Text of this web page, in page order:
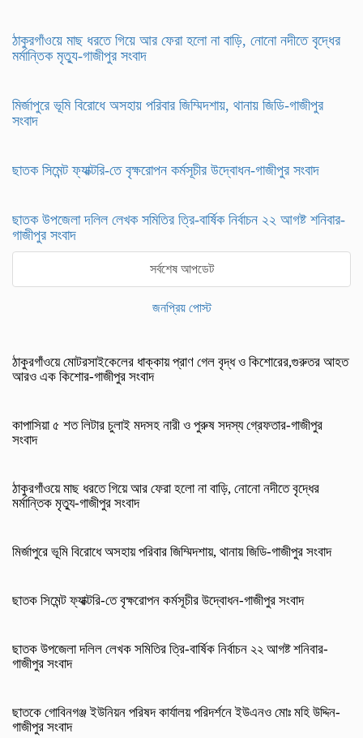
ঠাকুরগাঁওয়ে মাছ ধরতে গিয়ে আর ফেরা হলো না বাড়ি, নোনো নদীতে বৃদ্ধের
মর্মান্তিক মৃত্যু-গাজীপুর সংবাদ
মির্জাপুরে ভূমি বিরোধে অসহায় পরিবার জিম্মিদশায়, থানায় জিডি-গাজীপুর
সংবাদ
ছাতক সিমেন্ট ফ্যাক্টরি-তে বৃক্ষরোপন কর্মসূচীর উদ্বোধন-গাজীপুর সংবাদ
ছাতক উপজেলা দলিল লেখক সমিতির ত্রি-বার্ষিক নির্বাচন ২২ আগষ্ট শনিবার-
গাজীপুর সংবাদ
সর্বশেষ আপডেট
জনপ্রিয় পোস্ট
ঠাকুরগাঁওয়ে মোটরসাইকেলের ধাক্কায় প্রাণ গেল বৃদ্ধ ও কিশোরের,গুরুতর আহত
আরও এক কিশোর-গাজীপুর সংবাদ
কাপাসিয়া ৫ শত লিটার চুলাই মদসহ নারী ও পুরুষ সদস্য গ্রেফতার-গাজীপুর
সংবাদ
ঠাকুরগাঁওয়ে মাছ ধরতে গিয়ে আর ফেরা হলো না বাড়ি, নোনো নদীতে বৃদ্ধের
মর্মান্তিক মৃত্যু-গাজীপুর সংবাদ
মির্জাপুরে ভূমি বিরোধে অসহায় পরিবার জিম্মিদশায়, থানায় জিডি-গাজীপুর সংবাদ
ছাতক সিমেন্ট ফ্যাক্টরি-তে বৃক্ষরোপন কর্মসূচীর উদ্বোধন-গাজীপুর সংবাদ
ছাতক উপজেলা দলিল লেখক সমিতির ত্রি-বার্ষিক নির্বাচন ২২ আগষ্ট শনিবার-
গাজীপুর সংবাদ
ছাতকে গোবিনগঞ্জ ইউনিয়ন পরিষদ কার্যালয় পরিদর্শনে ইউএনও মোঃ মহি উদ্দিন-
গাজীপুর সংবাদ